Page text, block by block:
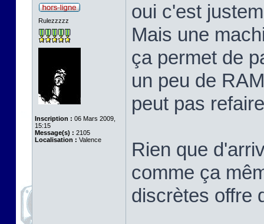
Rulezzzzz
Inscription : 06 Mars 2009,
15:15
Message(s) : 2105
Localisation : Valence
oui c'est
Mais une
ça permet de
un peu de
peut pas
Rien que
comme ça
discrètes offre